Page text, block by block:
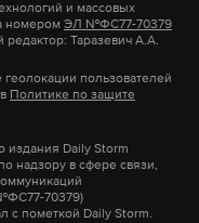
# гибдд
и Госдепа Энтони
слишком далеко».
таких заявлений
получить еще
и массовых
номером ЭЛ №ФС77-70379
Таразевич А.А.
пользователей
Политике по защите
Daily Storm
надзору в сфере связи,
70379)
с пометкой Daily Storm.